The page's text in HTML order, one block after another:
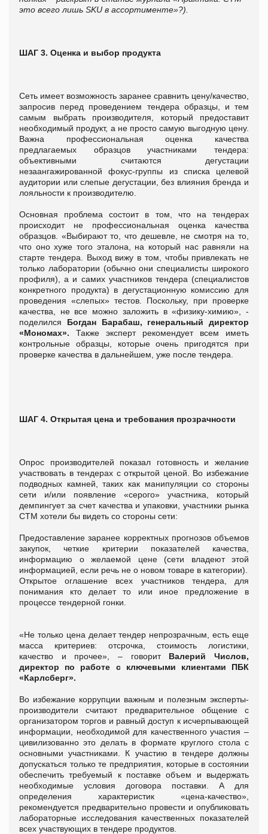
это всего лишь SKU в ассортименте»?).
ШАГ 3. Оценка и выбор продукта
Сеть имеет возможность заранее сравнить цену/качество,
запросив перед проведением тендера образцы, и тем
самым выбрать производителя, который предоставит
необходимый продукт, а не просто самую выгодную цену.
Важна профессиональная оценка качества
предлагаемых образцов участниками тендера:
объективными считаются дегустации
незаангажированной фокус-группы из списка целевой
аудитории или слепые дегустации, без влияния бренда и
лояльности к производителю.
Основная проблема состоит в том, что на тендерах
происходит не профессиональная оценка качества
образцов. «Выбирают то, что дешевле, не смотря на то,
что оно хуже того эталона, на который нас равняли на
старте тендера. Выход вижу в том, чтобы привлекать не
только лаборатории (обычно они специалисты широкого
профиля), а и самих участников тендера (специалистов
конкретного продукта) в дегустационную комиссию для
проведения «слепых» тестов. Поскольку, при проверке
качества, не все можно заложить в «физику-химию», -
поделился Богдан Барабаш, генеральный директор
«Мономах». Также эксперт рекомендует всем иметь
контрольные образцы, которые очень пригодятся при
проверке качества в дальнейшем, уже после тендера.
ШАГ 4. Открытая цена и требования прозрачности
Опрос производителей показал готовность и желание
участвовать в тендерах с открытой ценой. Во избежание
подводных камней, таких как манипуляции со стороны
сети и/или появление «серого» участника, который
демпингует за счет качества и упаковки, участники рынка
СТМ хотели бы видеть со стороны сети:
Предоставление заранее корректных прогнозов объемов
закупок, четкие критерии показателей качества,
информацию о желаемой цене (сети владеют этой
информацией, если речь не о новом товаре в категории).
Открытое оглашение всех участников тендера, для
понимания кто делает то или иное предложение в
процессе тендерной гонки.
«Не только цена делает тендер непрозрачным, есть еще
масса критериев: отсрочка, стоимость логистики,
качество и прочее», – говорит Валерий Числов,
директор по работе с ключевыми клиентами ПБК
«Карлсберг».
Во избежание коррупции важным и полезным эксперты-
производители считают предварительное общение с
организатором торгов и равный доступ к исчерпывающей
информации, необходимой для качественного участия –
цивилизованно это делать в формате круглого стола с
основными участниками. К участию в тендере должны
допускаться только те предприятия, которые в состоянии
обеспечить требуемый к поставке объем и выдержать
необходимые условия договора поставки. А для
определения характеристик «цена-качество»,
рекомендуется предварительно провести и опубликовать
лабораторные исследования качественных показателей
всех участвующих в тендере продуктов.